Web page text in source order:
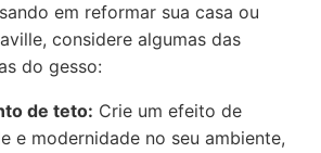
em reformar sua casa ou
considere algumas das
do gesso:
de teto: Crie um efeito de
e modernidade no seu ambiente,